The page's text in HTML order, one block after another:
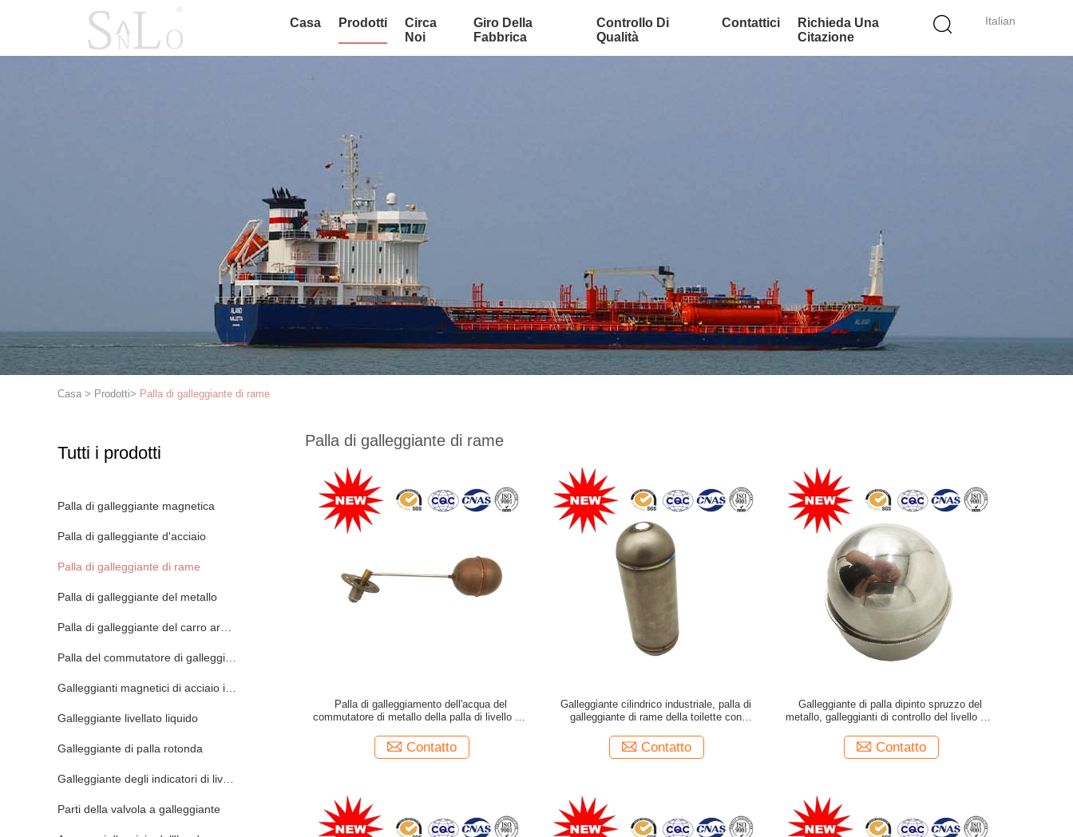
Italian
Casa Prodotti
Circa
Noi
Giro Della
Fabbrica
Controllo Di
Qualità
Contattici
Richieda Una
Citazione
Casa > Prodotti> Palla di galleggiante di rame
Tutti i prodotti
Palla di galleggiante magnetica
Palla di galleggiante d'acciaio
Palla di galleggiante di rame
Palla di galleggiante del metallo
Palla di galleggiante del carro armato
Palla del commutatore di galleggiante
Galleggianti magnetici di acciaio inossidabile
Galleggiante livellato liquido
Galleggiante di palla rotonda
Galleggiante degli indicatori di livello del carro armato
Parti della valvola a galleggiante
Palla di galleggiante di rame
Palla di galleggiamento dell'acqua del
commutatore di metallo della palla di livello del
Contatto
Galleggiante cilindrico industriale, palla di
galleggiante di rame della toilette con
Contatto
Galleggiante di palla dipinto spruzzo del
metallo, galleggianti di controllo del livello del
Contatto